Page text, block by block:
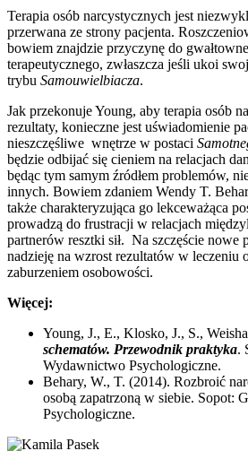
Terapia osób narcystycznych jest
przerwana ze strony pacjenta.
bowiem znajdzie przyczynę do
terapeutycznego, zwłaszcza jeśli ukoi
trybu Samouwielbiacza.
Jak przekonuje Young, aby terapia osób
rezultaty, konieczne jest uświadomienie
nieszczęśliwe wnętrze w postaci
będzie odbijać się cieniem na relacjach
będąc tym samym źródłem problemów,
innych. Bowiem zdaniem Wendy T.
także charakteryzująca go lekceważąca
prowadzą do frustracji w relacjach
partnerów resztki sił. Na szczęście nowe
nadzieję na wzrost rezultatów w leczeniu
zaburzeniem osobowości.
Więcej:
Young, J., E., Klosko, J., S.,
schematów. Przewodnik praktyka.
Wydawnictwo Psychologiczne.
Behary, W., T. (2014). Rozbroić
osobą zapatrzoną w siebie. Sopot:
Psychologiczne.